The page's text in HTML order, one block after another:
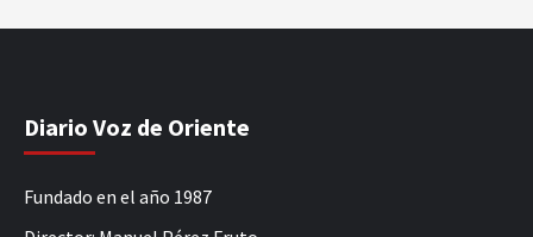
Diario Voz de Oriente
Fundado en el año 1987